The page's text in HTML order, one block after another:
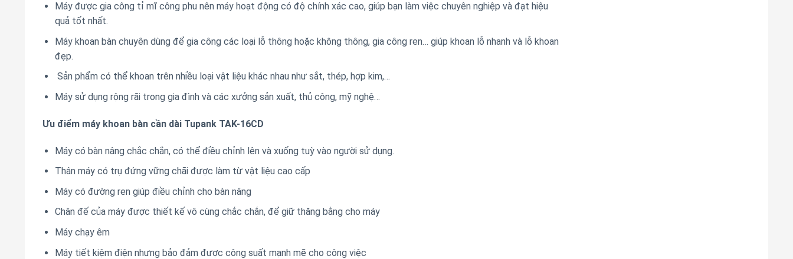
Máy được gia công tỉ mĩ công phu nên máy hoạt động có độ chính xác cao, giúp bạn làm việc chuyên nghiệp và đạt hiệu
quả tốt nhất.
Máy khoan bàn chuyên dùng để gia công các loại lỗ thông hoặc không thông, gia công ren… giúp khoan lỗ nhanh và lỗ khoan
đẹp.
Sản phẩm có thể khoan trên nhiều loại vật liệu khác nhau như sắt, thép, hợp kim,…
Máy sử dụng rộng rãi trong gia đình và các xưởng sản xuất, thủ công, mỹ nghệ…
Ưu điểm máy khoan bàn cần dài Tupank TAK-16CD
Máy có bàn nâng chắc chắn, có thể điều chỉnh lên và xuống tuỳ vào người sử dụng.
Thân máy có trụ đứng vững chãi được làm từ vật liệu cao cấp
Máy có đường ren giúp điều chỉnh cho bàn nâng
Chân đế của máy được thiết kế vô cùng chắc chắn, để giữ thăng bằng cho máy
Máy chạy êm
Máy tiết kiệm điện nhưng bảo đảm được công suất mạnh mẽ cho công việc